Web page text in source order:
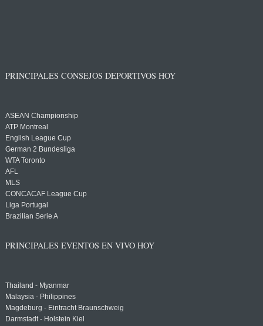
PRINCIPALES CONSEJOS DEPORTIVOS HOY
ASEAN Championship
ATP Montreal
English League Cup
German 2 Bundesliga
WTA Toronto
AFL
MLS
CONCACAF League Cup
Liga Portugal
Brazilian Serie A
PRINCIPALES EVENTOS EN VIVO HOY
Thailand - Myanmar
Malaysia - Philippines
Magdeburg - Eintracht Braunschweig
Darmstadt - Holstein Kiel